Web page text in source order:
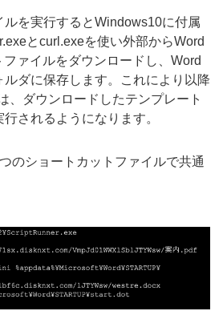
を実行するとWindows10に付属
とcurl.exeを使い外部からWord
ァイルをダウンロードし、 Word
ダに保存します。これにより以降
、ダウンロードしたテンプレート
されるようになります。
つのショートカットファイルで共通